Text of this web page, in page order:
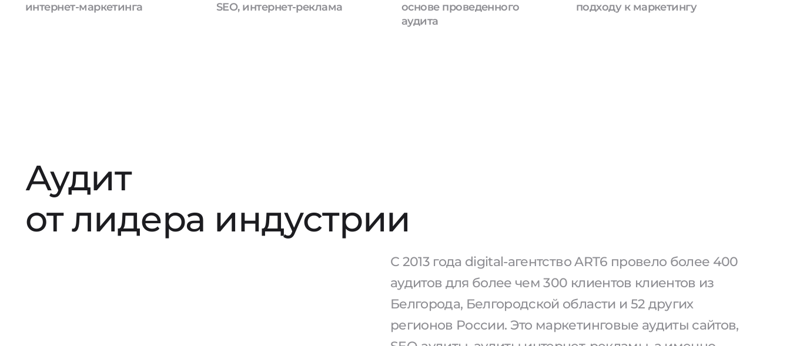
интернет-маркетинга
SEO, интернет-реклама
основе проведенного
аудита
подходу к маркетингу
Аудит
от лидера индустрии
С 2013 года digital-агентство ART6 провело более 400
аудитов для более чем 300 клиентов клиентов из
Белгорода, Белгородской области и 52 других
регионов России. Это маркетинговые аудиты сайтов,